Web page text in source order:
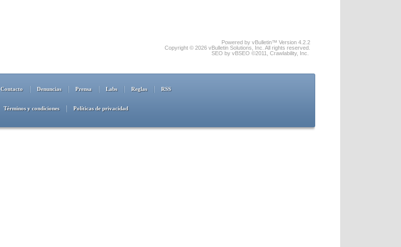
Powered by vBulletin™ Version 4.2.2
Copyright © 2026 vBulletin Solutions, Inc. All rights reserved.
SEO by vBSEO ©2011, Crawlability, Inc.
Contacto Denuncias Prensa Labs Reglas RSS
Términos y condiciones Políticas de privacidad